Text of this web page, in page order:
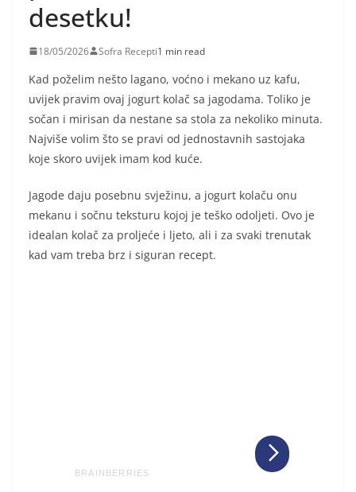
desetku!
18/05/2026 Sofra Recepti1 min read
Kad poželim nešto lagano, voćno i mekano uz kafu,
uvijek pravim ovaj jogurt kolač sa jagodama. Toliko je
sočan i mirisan da nestane sa stola za nekoliko minuta.
Najviše volim što se pravi od jednostavnih sastojaka
koje skoro uvijek imam kod kuće.
Jagode daju posebnu svježinu, a jogurt kolaču onu
mekanu i sočnu teksturu kojoj je teško odoljeti. Ovo je
idealan kolač za proljeće i ljeto, ali i za svaki trenutak
kad vam treba brz i siguran recept.